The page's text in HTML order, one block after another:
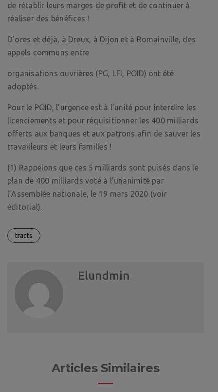
de rétablir leurs marges de profit et de continuer à
réaliser des bénéfices !
D’ores et déjà, à Dreux, à Dijon et à Romainville, des
appels communs entre
organisations ouvrières (PG, LFI, POID) ont été
adoptés.
Pour le POID, l’urgence est à l’unité pour interdire les
licenciements et pour réquisitionner les 400 milliards
offerts aux banques et aux patrons afin de sauver les
travailleurs et leurs familles !
(1) Rappelons que ces 5 milliards sont puisés dans le
plan de 400 milliards voté à l’unanimité par
l’Assemblée nationale, le 19 mars 2020 (voir
éditorial).
tracts
Elundmin
Articles Similaires